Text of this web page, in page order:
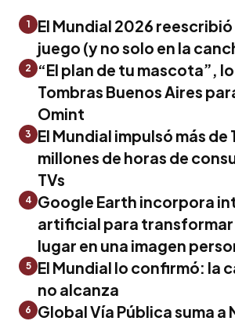
1
El Mundial 2026
juego (y no solo en la
2
“El plan de tu mascota”,
Tombras Buenos Aires
Omint
3
El Mundial impulsó más de
millones de horas de
TVs
4 Google Earth incorpora
artificial para
lugar en una imagen
5
El Mundial lo confirmó: la
no alcanza
6 Global Vía Pública suma a